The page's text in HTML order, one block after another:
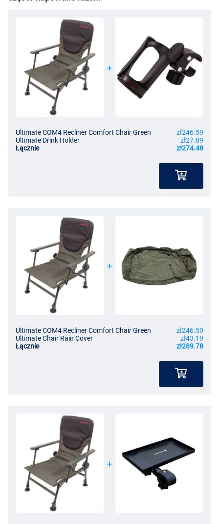
Ultimate COM4 Recliner Comfort Chair Green
zł246.59
Ultimate Drink Holder
zł27.89
Łącznie
zł274.48
Ultimate COM4 Recliner Comfort Chair Green
zł246.59
Ultimate Chair Rain Cover
zł43.19
Łącznie
zł289.78